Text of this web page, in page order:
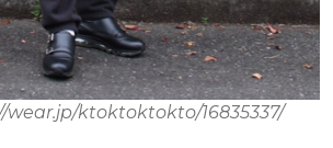
wear.jp/ktoktoktokto/16835337/